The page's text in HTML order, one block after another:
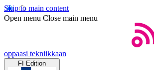
Skip to main content
Open menu Close main menu
oppaasi tekniikkaan
FI Edition